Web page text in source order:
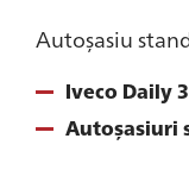
Autoșasiu
Iveco Daily
Autoșasiuri